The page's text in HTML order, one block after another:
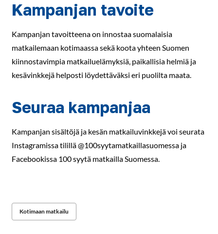
Kampanjan tavoite
Kampanjan tavoitteena on innostaa suomalaisia
matkailemaan kotimaassa sekä koota yhteen Suomen
kiinnostavimpia matkailuelämyksiä, paikallisia helmiä ja
kesävinkkejä helposti löydettäväksi eri puolilta maata.
Seuraa kampanjaa
Kampanjan sisältöjä ja kesän matkailuvinkkejä voi seurata
Instagramissa tilillä @100syytamatkaillasuomessa ja
Facebookissa 100 syytä matkailla Suomessa.
Kotimaan matkailu